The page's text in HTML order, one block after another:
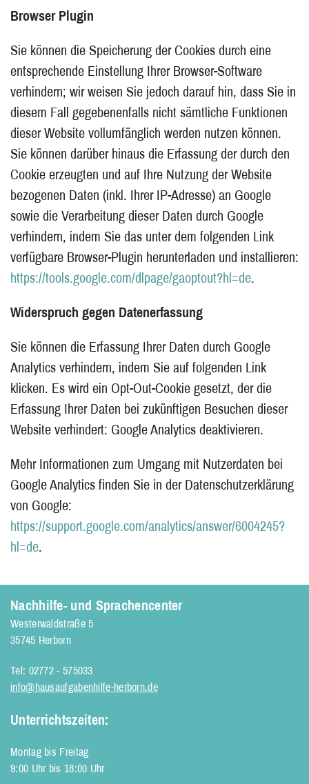
Browser Plugin
Sie können die Speicherung der Cookies durch eine
entsprechende Einstellung Ihrer Browser-Software
verhindern; wir weisen Sie jedoch darauf hin, dass Sie in
diesem Fall gegebenenfalls nicht sämtliche Funktionen
dieser Website vollumfänglich werden nutzen können.
Sie können darüber hinaus die Erfassung der durch den
Cookie erzeugten und auf Ihre Nutzung der Website
bezogenen Daten (inkl. Ihrer IP-Adresse) an Google
sowie die Verarbeitung dieser Daten durch Google
verhindern, indem Sie das unter dem folgenden Link
verfügbare Browser-Plugin herunterladen und installieren:
https://tools.google.com/dlpage/gaoptout?hl=de.
Widerspruch gegen Datenerfassung
Sie können die Erfassung Ihrer Daten durch Google
Analytics verhindern, indem Sie auf folgenden Link
klicken. Es wird ein Opt-Out-Cookie gesetzt, der die
Erfassung Ihrer Daten bei zukünftigen Besuchen dieser
Website verhindert: Google Analytics deaktivieren.
Mehr Informationen zum Umgang mit Nutzerdaten bei
Google Analytics finden Sie in der Datenschutzerklärung
von Google:
https://support.google.com/analytics/answer/6004245?
hl=de.
Nachhilfe- und Sprachencenter
Westerwaldstraße 5
35745 Herborn
Tel: 02772 - 575033
info@hausaufgabenhilfe-herborn.de
Unterrichtszeiten:
Montag bis Freitag
9:00 Uhr bis 18:00 Uhr